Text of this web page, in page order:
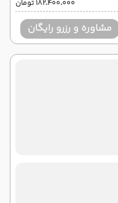
۱۸۲٬۴۰۰٬۰۰۰ تومان
مشاوره و رزرو رایگان